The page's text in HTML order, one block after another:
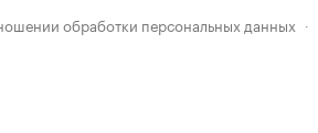
обработки персональных данных ·